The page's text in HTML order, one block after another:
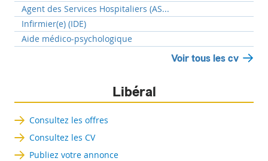
Agent des Services Hospitaliers (AS...
Infirmier(e) (IDE)
Aide médico-psychologique
Voir tous les cv
Libéral
Consultez les offres
Consultez les CV
Publiez votre annonce